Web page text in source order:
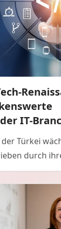
IT-
der Türkei
durch
starke
Das